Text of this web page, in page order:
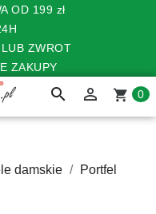
OD 199 zł
ZWROT
ZAKUPY
search  shopping_cart 0
damskie
Portfel